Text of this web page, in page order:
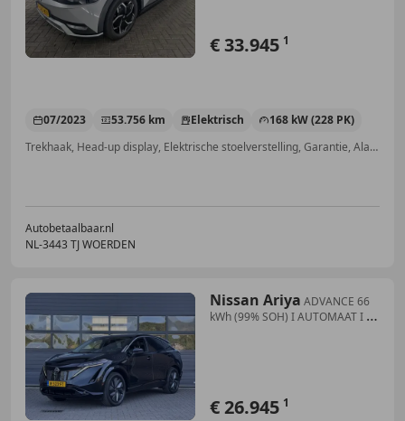
€ 33.945 1
07/2023 53.756 km Elektrisch
168 kW (228 PK)
Trekhaak, Head-up display, Elektrische stoelverstelling, Garantie, Alarm, Stoelverwarming, Stuurwielverwarming, Dodehoekdetectie
Autobetaalbaar.nl
NL-3443 TJ WOERDEN
Nissan Ariya ADVANCE 66
kWh (99% SOH) I AUTOMAAT I P-
€ 26.945 1